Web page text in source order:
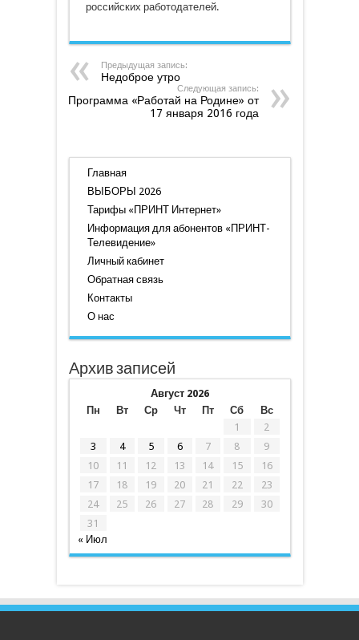
российских работодателей.
Предыдущая запись:
Недоброе утро
Следующая запись:
Программа «Работай на Родине» от
17 января 2016 года
Главная
ВЫБОРЫ 2026
Тарифы «ПРИНТ Интернет»
Информация для абонентов «ПРИНТ-
Телевидение»
Личный кабинет
Обратная связь
Контакты
О нас
Архив записей
Август 2026
Пн
Вт Ср Чт Пт Сб
Вс
1
2
3
4 5 6 7 8
9
10
11 12 13 14 15
16
17
18 19 20 21 22
23
24
25 26 27 28 29
30
31
« Июл